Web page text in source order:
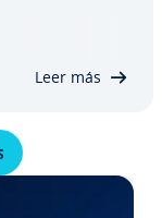
Te ex­pli­
Leer más